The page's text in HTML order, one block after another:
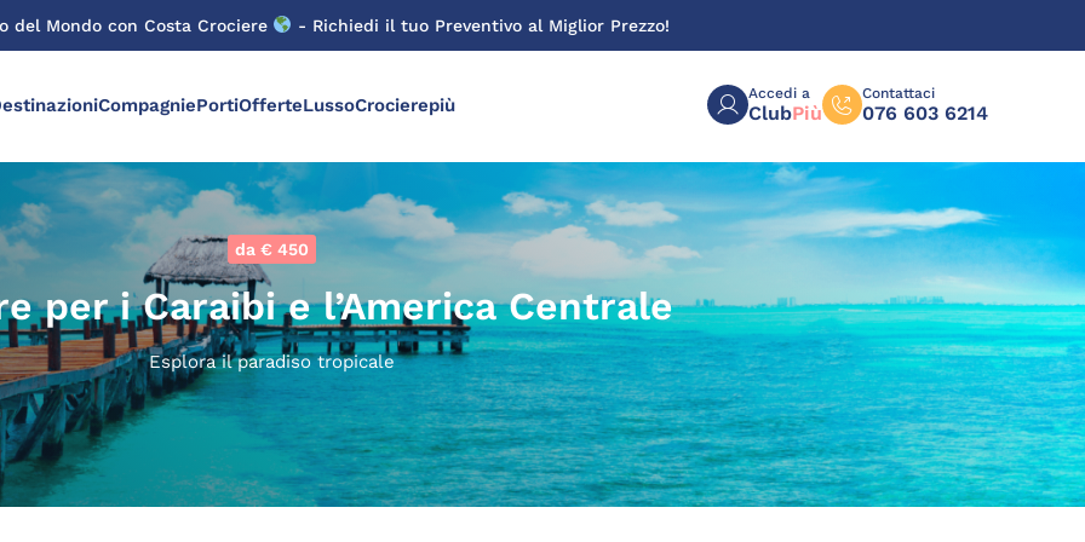
del Mondo con Costa Crociere - Richiedi il tuo Preventivo al Miglior Prezzo!
CompagniePortiOfferteLussoCrocierepiù
Accedi a
ClubPiù
Contattaci
076 603 6214
da € 450
per i Caraibi e l’America Centrale
Esplora il paradiso tropicale